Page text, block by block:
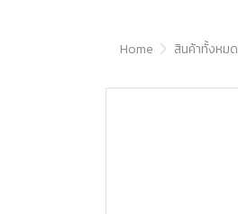
Home สินค้าทั้งหมด